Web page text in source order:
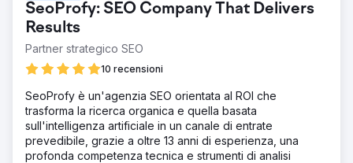
SeoProfy: SEO Company That Delivers
Results
Partner strategico SEO
10 recensioni
SeoProfy è un'agenzia SEO orientata al ROI che
trasforma la ricerca organica e quella basata
sull'intelligenza artificiale in un canale di entrate
prevedibile, grazie a oltre 13 anni di esperienza, una
profonda competenza tecnica e strumenti di analisi